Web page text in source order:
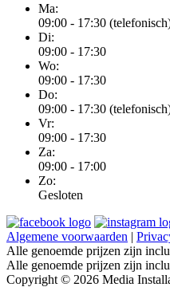
Ma:
09:00 - 17:30
Di:
09:00 - 17:30
Wo:
09:00 - 17:30
Do:
09:00 - 17:30
Vr:
09:00 - 17:30
Za:
09:00 - 17:00
Zo:
Gesloten
Algemene voorwaarden |
Alle genoemde prijzen zijn
Alle genoemde prijzen zijn
Copyright © 2026 Media